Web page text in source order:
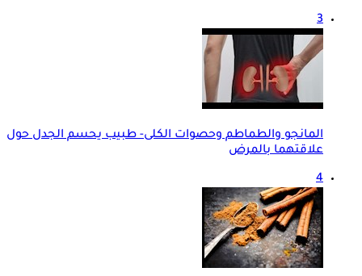
3
المانجو والطماطم وحصوات الكلى- طبيب يحسم الجدل حول
علاقتهما بالمرض
4